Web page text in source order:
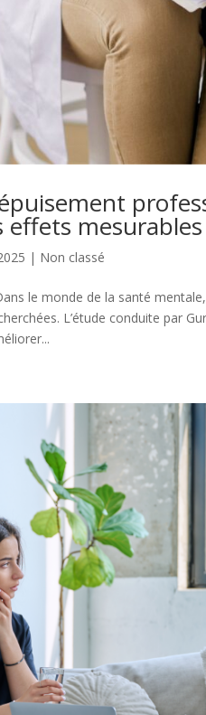
| Non classé
le monde de la santé
L’étude conduite par